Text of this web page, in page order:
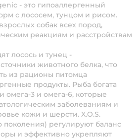
- это гипоаллергенный
с лососем, тунцом и рисом.
собак всех пород,
реакциям и расстройствам
лосось и тунец -
животного белка, что
из рационы питомца
продукты. Рыба богата
3 и омега-6, которые
заболеваниям и
кожи и шерсти. X.O.S.
поколения) регулируют баланс
и эффективно укрепляют